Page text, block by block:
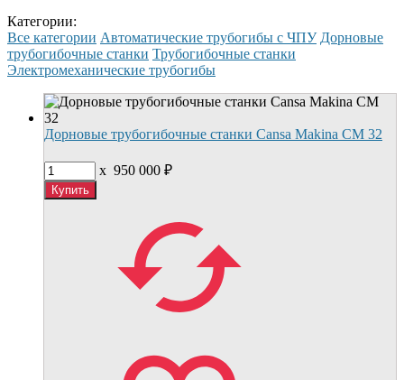
Категории:
Все категории Автоматические трубогибы с ЧПУ Дорновые
трубогибочные станки Трубогибочные станки
Электромеханические трубогибы
Дорновые трубогибочные станки Cansa Makina CМ 32
x 950 000 ₽